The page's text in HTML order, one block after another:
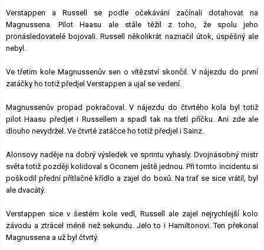
Verstappen a Russell se podle očekávání začínali dotahovat na
Magnussena. Pilot Haasu ale stále těžil z toho, že spolu jeho
pronásledovatelé bojovali. Russell několikrát naznačil útok, úspěšný ale
nebyl.
Ve třetím kole Magnussenův sen o vítězství skončil. V nájezdu do první
zatáčky ho totiž předjel Verstappen a ujal se vedení.
Magnussenův propad pokračoval. V nájezdu do čtvrtého kola byl totiž
pilot Haasu předjet i Russellem a spadl tak na třetí příčku. Ani zde ale
dlouho nevydržel. Ve čtvrté zatáčce ho totiž předjel i Sainz.
Alonsovy naděje na dobrý výsledek ve sprintu vyhasly. Dvojnásobný mistr
světa totiž později kolidoval s Oconem ještě jednou. Při tomto incidentu si
poškodil přední přítlačné křídlo a zajel do boxů. Na trať se sice vrátil, byl
ale dvacátý.
Verstappen sice v šestém kole vedl, Russell ale zajel nejrychlejší kolo
závodu a ztrácel méně než sekundu. Jelo to i Hamiltonovi. Ten překonal
Magnussena a už byl čtvrtý.